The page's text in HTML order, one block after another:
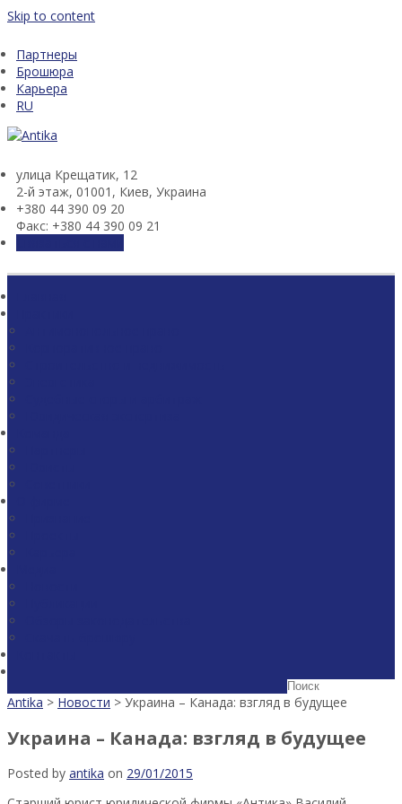
Skip to content
Партнеры
Брошюра
Карьера
RU
улица Крещатик, 12
2-й этаж, 01001, Киев, Украина
+380 44 390 09 20
Факс: +380 44 390 09 21
Antika > Новости > Украина – Канада: взгляд в будущее
Украина – Канада: взгляд в будущее
Posted by antika on 29/01/2015